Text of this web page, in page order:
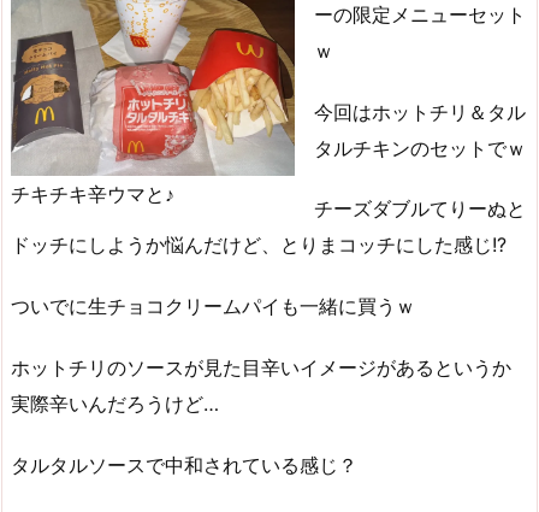
チキチキ辛ウマと♪
ーの限定メニューセット
ｗ
今回はホットチリ＆タル
タルチキンのセットでｗ
チーズダブルてりーぬと
ドッチにしようか悩んだけど、とりまコッチにした感じ!?
ついでに生チョコクリームパイも一緒に買うｗ
ホットチリのソースが見た目辛いイメージがあるというか
実際辛いんだろうけど…
タルタルソースで中和されている感じ？